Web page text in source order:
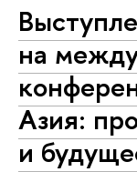
на
Азия:
и